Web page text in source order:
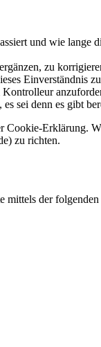
und wie lange
zu
Einverständnis
sei denn es gibt
Erklärung.
zu richten.
mittels der